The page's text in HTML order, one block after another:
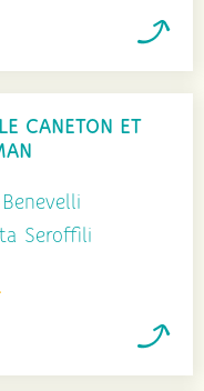
CANETON ET
Seroffili